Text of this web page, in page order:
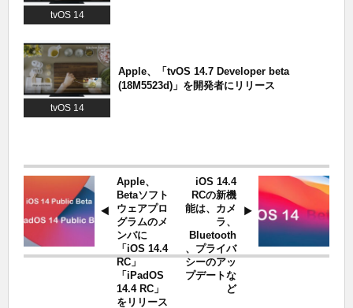
tvOS 14
tvOS 14
Apple、「tvOS 14.7 Developer beta
(18M5523d)」を開発者にリリース
Apple、
Betaソフト
ウェアプロ
グラムのメ
ンバに
「iOS 14.4
RC」
「iPadOS
14.4 RC」
をリリース
iOS 14.4
RCの新機
能は、カメ
ラ、
Bluetooth
、プライバ
シーのアッ
プデートな
ど